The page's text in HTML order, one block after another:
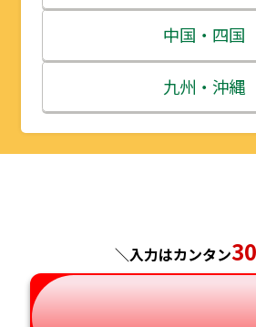
宮城県
秋田県
山形県
群馬県
埼玉県
千葉県
富山県
石川県
福井県
三重県
滋賀県
京都府
中国・四国
鳥取県
島根県
九州・沖縄
福岡県
＼入力はカンタン